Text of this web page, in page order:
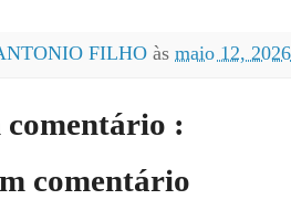
FILHO às maio 12,
comentário :
comentário